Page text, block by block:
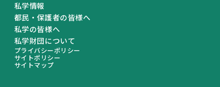
私学情報
都民・保護者の皆様へ
私学の皆様へ
私学財団について
プライバシーポリシー
サイトポリシー
サイトマップ